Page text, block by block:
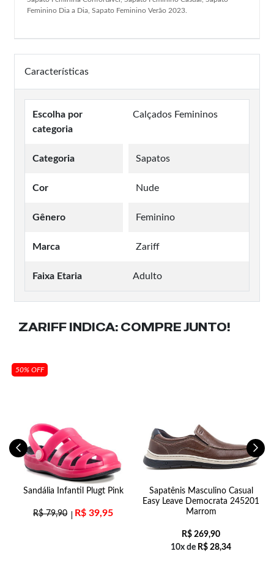
Feminino Dia a Dia, Sapato Feminino Verão 2023.
Características
Escolha por
categoria
Calçados Femininos
Categoria Sapatos
Cor Nude
Gênero Feminino
Marca Zariff
Faixa Etaria Adulto
ZARIFF INDICA: COMPRE JUNTO!
50% OFF
Sandália Infantil Plugt Pink
R$79,90 R$ 39,95
Sapatênis Masculino Casual
Easy Leave Democrata 245201
Marrom
R$ 269,90
10x de R$ 28,34